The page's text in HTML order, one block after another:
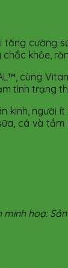
cường
khỏe,
cùng
tình trạng
người
cá và
minh hoạ: Sản